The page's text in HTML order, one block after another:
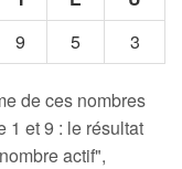
9 5 3
de ces nombres
1 et 9 : le résultat
actif",